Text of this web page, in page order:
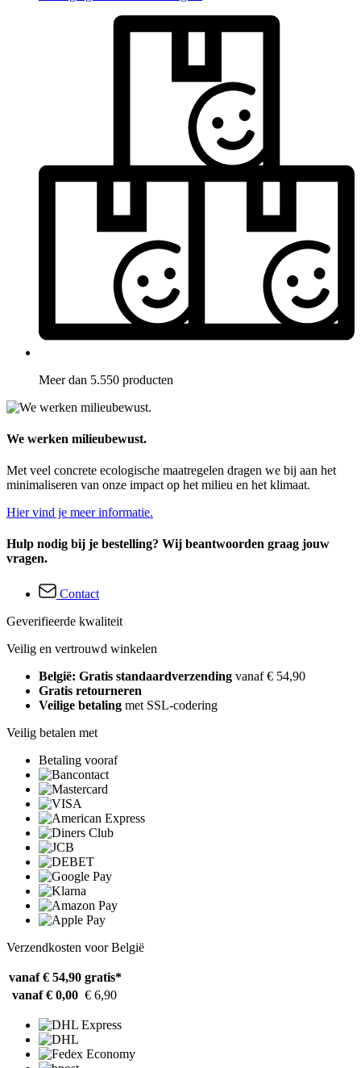
Meer dan 5.550 producten
We werken milieubewust.
Met veel concrete ecologische maatregelen dragen we bij aan het
minimaliseren van onze impact op het milieu en het klimaat.
Hier vind je meer informatie.
Hulp nodig bij je bestelling? Wij beantwoorden graag jouw
vragen.
Contact
Geverifieerde kwaliteit
Veilig en vertrouwd winkelen
België: Gratis standaardverzending vanaf € 54,90
Gratis retourneren
Veilige betaling met SSL-codering
Veilig betalen met
Betaling vooraf
Verzendkosten voor België
vanaf € 54,90 gratis*
vanaf € 0,00 € 6,90